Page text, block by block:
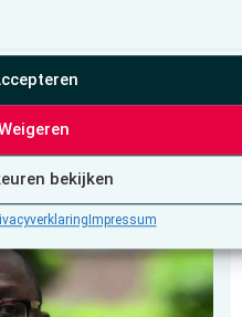
bekijken
Impressum